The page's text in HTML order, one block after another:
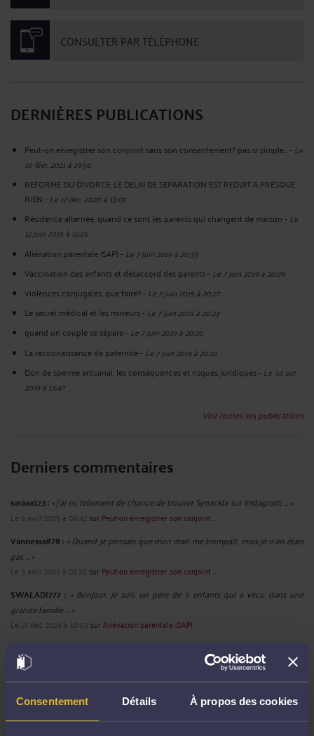
Consentement Détails À propos des cookies
CONSULTER PAR TÉLÉPHONE
DERNIÈRES PUBLICATIONS
Peut-on enregistrer son conjoint sans son consentement? pas si simple…- Le
10 févr. 2021 à 19:50
REFORME DU DIVORCE: LE DELAI DE SEPARATION EST REDUIT A PRESQUE
RIEN - Le 17 déc. 2020 à 13:01
Résidence alternée, quand ce sont les parents qui changent de maison- Le
12 juin 2019 à 15:25
Aliénation parentale (SAP)- Le 7 juin 2019 à 20:35
Vaccination des enfants et désaccord des parents- Le 7 juin 2019 à 20:29
Violences conjugales, que faire?- Le 7 juin 2019 à 20:27
Le secret médical et les mineurs- Le 7 juin 2019 à 20:23
quand un couple se sépare- Le 7 juin 2019 à 20:20
La reconnaissance de paternité- Le 7 juin 2019 à 20:10
Don de sperme artisanal, les conséquences et risques juridiques- Le 30 oct.
2018 à 13:47
Voir toutes ses publications
Derniers commentaires
saraaa123 :« j'ai eu tellement de chance de trouver Synacktx sur Instagram, ... »
Le 6 avril 2025 à 06:42sur Peut-on enregistrer son conjoint ...
Vannessa878 : « Quand je pensais que mon mari me trompait, mais je n'en étais
pas ... »
Le 3 avril 2025 à 01:30 sur Peut-on enregistrer son conjoint ...
SWALADI777 : « Bonjour, je suis un père de 5 enfants qui a vécu dans une
grande famille ... »
Le 19 déc. 2024 à 10:03 surAliénation parentale (SAP)
RECHERCHE